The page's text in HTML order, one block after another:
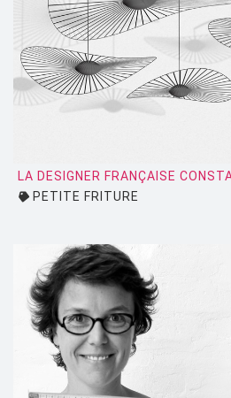
EDRA
EGO PARIS
EMU
ESTABLISHED AND SONS
FERMOB
FLOS
FLYTE
FONTANA ARTE
FOSCARINI
FRITZ HANSEN
LA DESIGNER FRANÇAISE
PETITE FRITURE